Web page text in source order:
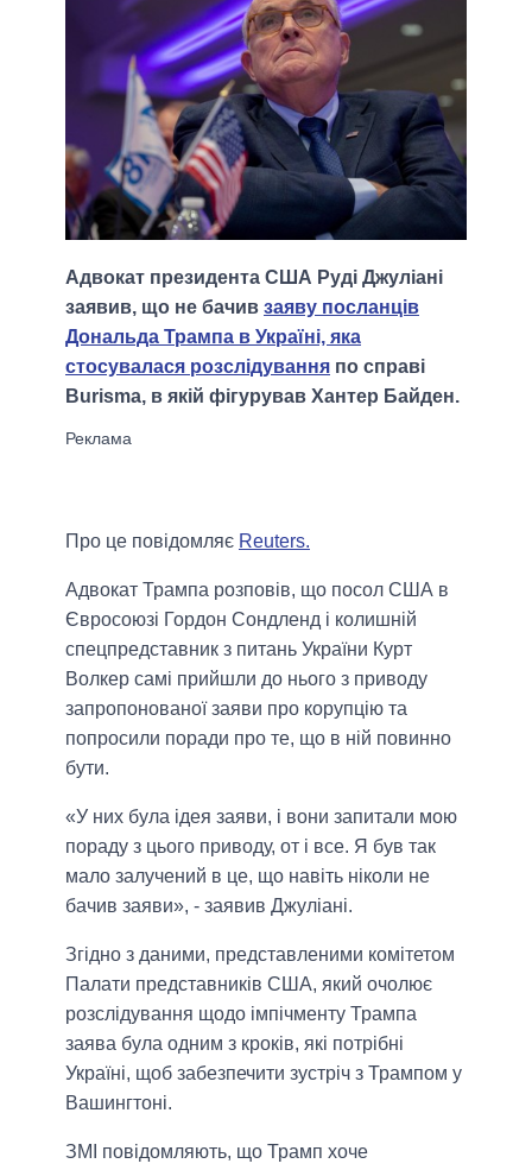
Адвокат президента США Руді Джуліані
заявив, що не бачив заяву посланців
Дональда Трампа в Україні, яка
стосувалася розслідування по справі
Burisma, в якій фігурував Хантер Байден.
Про це повідомляє Reuters.
Адвокат Трампа розповів, що посол США в
Євросоюзі Гордон Сондленд і колишній
спецпредставник з питань України Курт
Волкер самі прийшли до нього з приводу
запропонованої заяви про корупцію та
попросили поради про те, що в ній повинно
бути.
«У них була ідея заяви, і вони запитали мою
пораду з цього приводу, от і все. Я був так
мало залучений в це, що навіть ніколи не
бачив заяви», - заявив Джуліані.
Згідно з даними, представленими комітетом
Палати представників США, який очолює
розслідування щодо імпічменту Трампа
заява була одним з кроків, які потрібні
Україні, щоб забезпечити зустріч з Трампом у
Вашингтоні.
ЗМІ повідомляють, що Трамп хоче